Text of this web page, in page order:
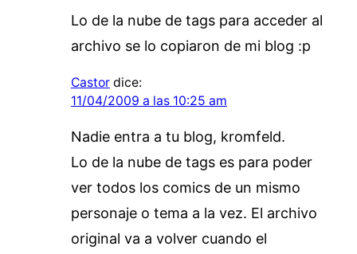
Lo de la nube de tags para acceder al
archivo se lo copiaron de mi blog :p
Castor dice:
11/04/2009 a las 10:25 am
Nadie entra a tu blog, kromfeld.
Lo de la nube de tags es para poder
ver todos los comics de un mismo
personaje o tema a la vez. El archivo
original va a volver cuando el